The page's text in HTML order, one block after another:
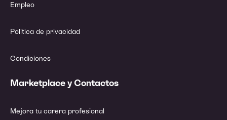
Empleo
Política de privacidad
Condiciones
Marketplace y Contactos
Mejora tu carera profesional